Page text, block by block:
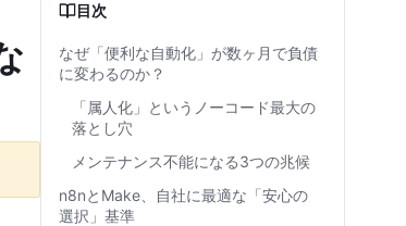
目次
なぜ「便利な自動化」が数ヶ月で負債
に変わるのか？
「属人化」というノーコード最大の
落とし穴
メンテナンス不能になる3つの兆候
n8nとMake、自社に最適な「安心の
選択」基準